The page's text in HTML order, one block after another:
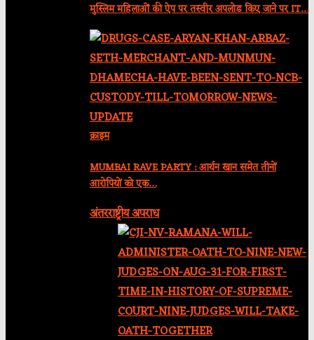
मुस्लिम महिलाओं की ऐप पर तस्वीर अपलोड किए जाने पर IT…
क्राइम
MUMBAI RAVE PARTY : आर्यन खान समेत तीनों
आरोपियों को एक…
अंतरराष्ट्रीय अपराध